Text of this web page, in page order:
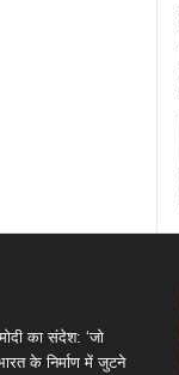
का संदेश: ‘जो
के निर्माण में जुटने